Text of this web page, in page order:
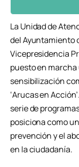
La Unidad de
del Ayuntamiento
Vicepresidencia
puesto en
sensibilización
‘Arucas en
serie de
posiciona como
prevención y el
en la ciudadanía.